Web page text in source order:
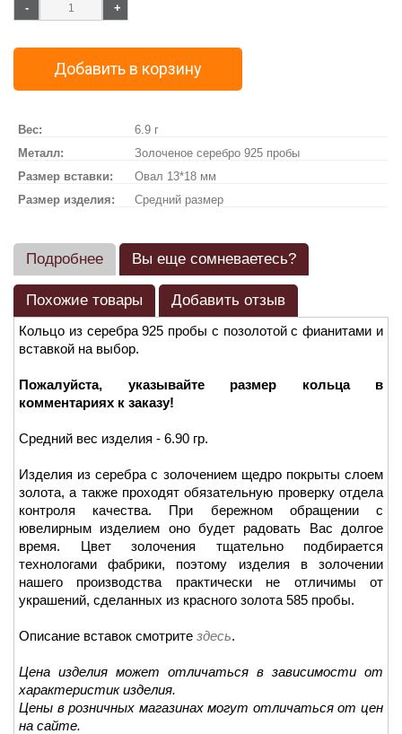
-
+
Добавить в корзину
Вес:
6.9 г
Металл:
Золоченое серебро 925 пробы
Размер вставки:
Овал 13*18 мм
Размер изделия:
Средний размер
Подробнее Вы еще сомневаетесь?
Похожие товары Добавить отзыв
Кольцо из серебра 925 пробы с позолотой с фианитами и
вставкой на выбор.
Пожалуйста, указывайте размер кольца в
комментариях к заказу!
Средний вес изделия - 6.90 гр.
Изделия из серебра с золочением щедро покрыты слоем
золота, а также проходят обязательную проверку отдела
контроля качества. При бережном обращении с
ювелирным изделием оно будет радовать Вас долгое
время. Цвет золочения тщательно подбирается
технологами фабрики, поэтому изделия в золочении
нашего производства практически не отличимы от
украшений, сделанных из красного золота 585 пробы.
Описание вставок смотрите здесь.
Цена изделия может отличаться в зависимости от
характеристик изделия.
Цены в розничных магазинах могут отличаться от цен
на сайте.